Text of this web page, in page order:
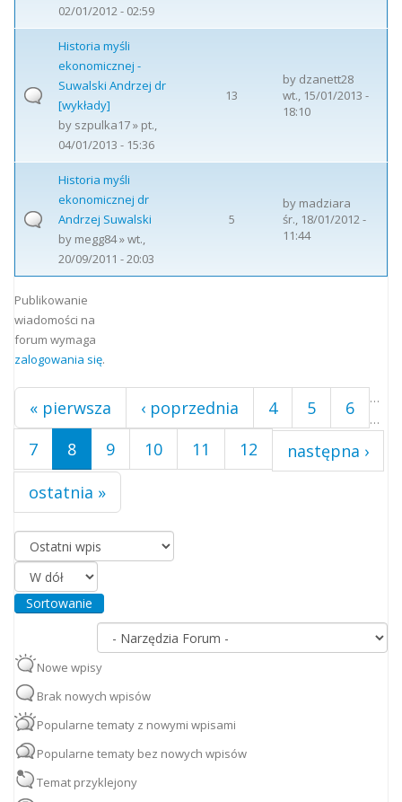
02/01/2012 - 02:59
Historia myśli
ekonomicznej -
Suwalski Andrzej dr
[wykłady]
by szpulka17» pt.,
04/01/2013 - 15:36
13
by dzanett28
wt., 15/01/2013 -
18:10
Historia myśli
ekonomicznej dr
Andrzej Suwalski
by megg84» wt.,
20/09/2011 - 20:03
5
by madziara
śr., 18/01/2012 -
11:44
Publikowanie
wiadomości na
forum wymaga
zalogowania się.
Strony
« pierwsza ‹ poprzednia …
4 5
6
7
8 9 10 11 12
…
następna ›
ostatnia »
Porządkuj według
Sortowanie
Nowe wpisy
Brak nowych wpisów
Popularne tematy z nowymi wpisami
Popularne tematy bez nowych wpisów
Temat przyklejony